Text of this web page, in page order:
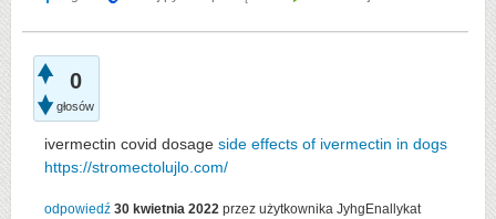
0
głosów
ivermectin covid dosage side effects of ivermectin in dogs
https://stromectolujlo.com/
odpowiedź 30 kwietnia 2022 przez użytkownika JyhgEnallykat